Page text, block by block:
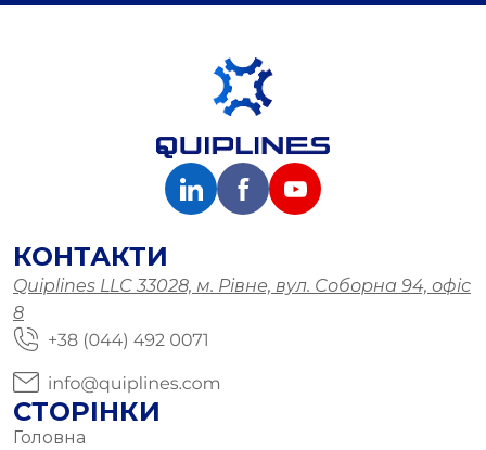
КОНТАКТИ
Quiplines LLC 33028, м. Рівне, вул. Соборна 94, офіс
8
СТОРІНКИ
Головна